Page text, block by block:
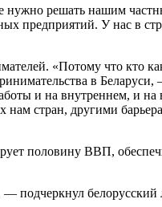
нужно решать нашим
предприятий. У нас в
«Потому что кто
в
и на внутреннем, и
стран, другими
половину ВВП,
подчеркнул белорусский